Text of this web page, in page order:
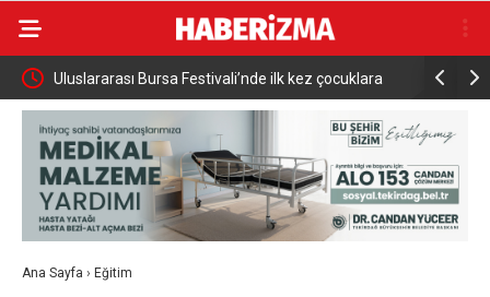
Uluslararası Bursa Festivali’nde ilk kez çocuklara
kapılarını açtı
Adalet
Uğur
Ana Sayfa › Eğitim